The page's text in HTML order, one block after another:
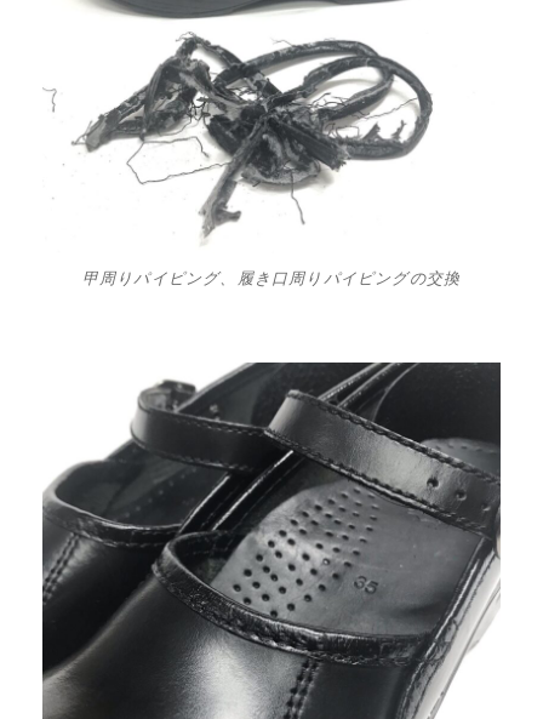
甲周りパイピング、履き口周りパイピングの交換